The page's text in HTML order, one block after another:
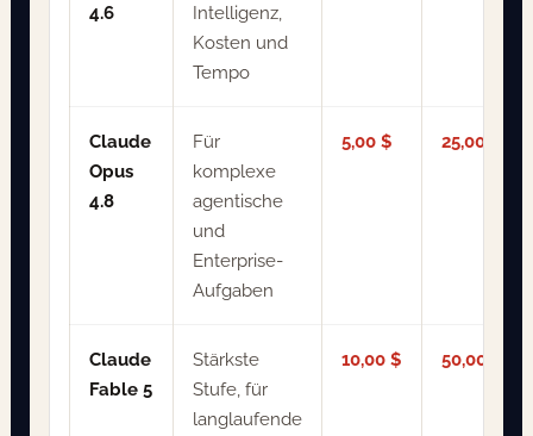
4.6
Intelligenz,
Kosten und
Tempo
Claude
Opus
4.8
Für
komplexe
agentische
und
Enterprise-
Aufgaben
5,00 $ 25,00 $
Claude
Fable 5
Stärkste
Stufe, für
langlaufende
10,00 $ 50,00 $